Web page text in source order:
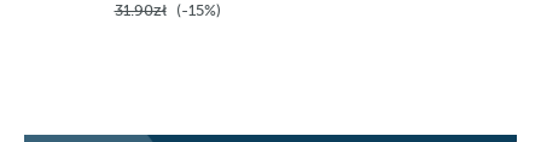
31.90zł (-15%)